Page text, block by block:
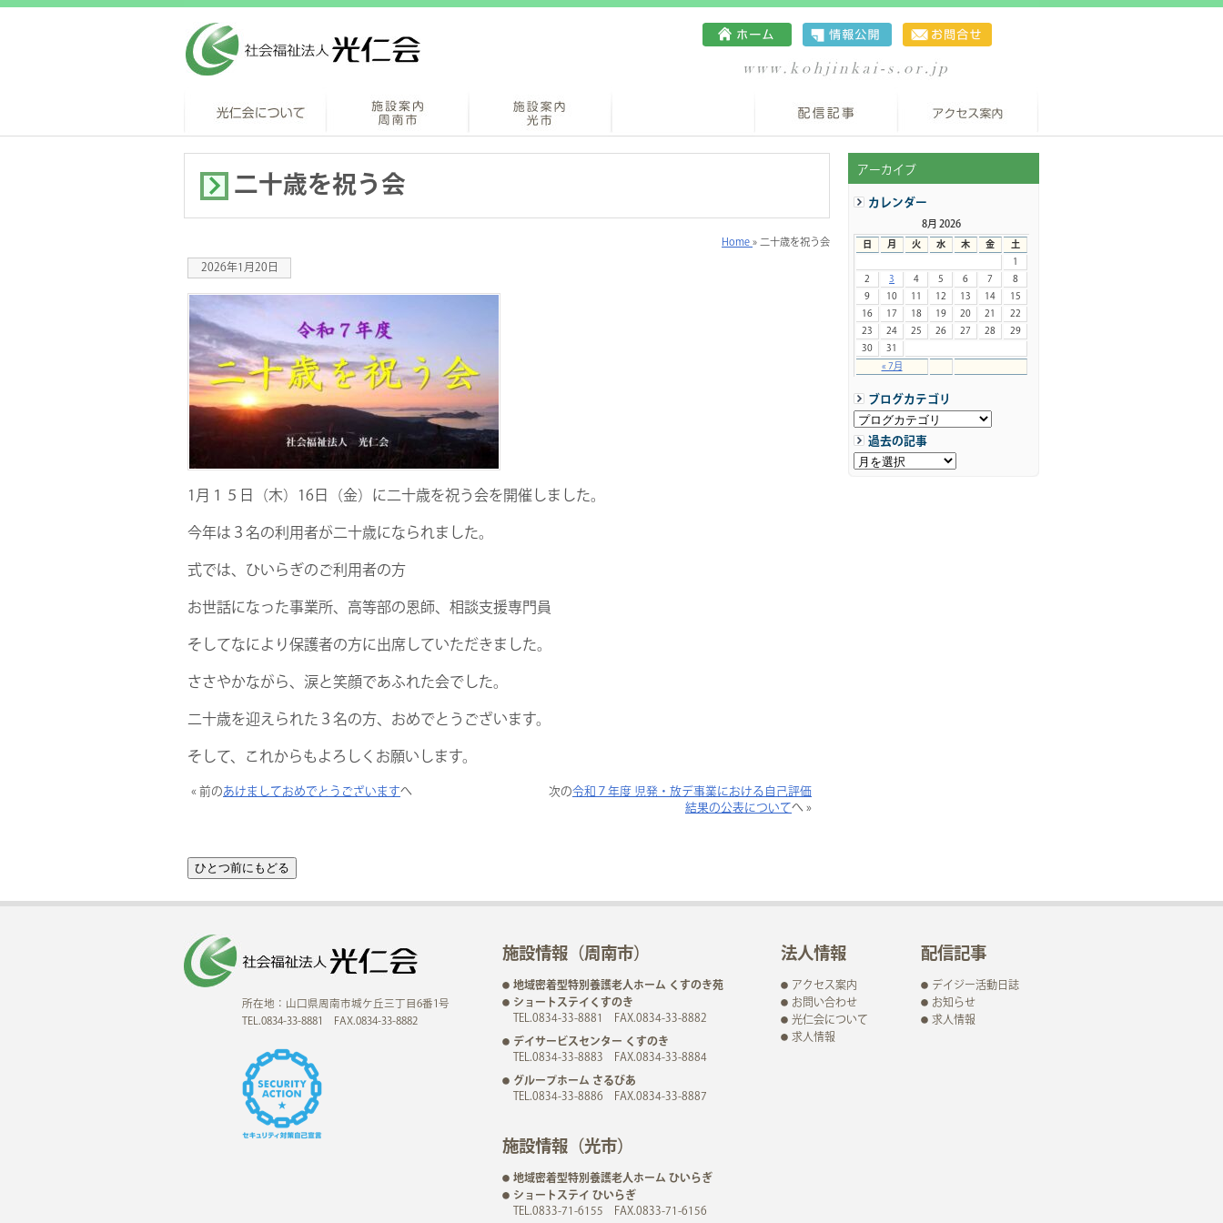
アーカイブ
カレンダー
8月 2026
日 月 火 水 木 金 土
« 7月
1
2
3 4 5 6 7
8
9
10 11 12 13 14
15
16
17 18 19 20 21
22
23
24 25 26 27 28
29
30
31
ブログカテゴリ
過去の記事
二十歳を祝う会
Home» 二十歳を祝う会
2026年1月20日
1月１５日（木）16日（金）に二十歳を祝う会を開催しました。
今年は３名の利用者が二十歳になられました。
式では、ひいらぎのご利用者の方
お世話になった事業所、高等部の恩師、相談支援専門員
そしてなにより保護者の方に出席していただきました。
ささやかながら、涙と笑顔であふれた会でした。
二十歳を迎えられた３名の方、おめでとうございます。
そして、これからもよろしくお願いします。
« 前のあけましておめでとうございますへ 次の令和７年度 児発・放デ事業における自己評価
結果の公表についてへ »
所在地：山口県周南市城ケ丘三丁目6番1号
TEL.0834-33-8881 FAX.0834-33-8882
施設情報（周南市）
地域密着型特別養護老人ホーム くすのき苑
ショートステイくすのき
TEL.0834-33-8881 FAX.0834-33-8882
デイサービスセンター くすのき
TEL.0834-33-8883 FAX.0834-33-8884
グループホーム さるびあ
TEL.0834-33-8886 FAX.0834-33-8887
施設情報（光市）
地域密着型特別養護老人ホーム ひいらぎ
ショートステイ ひいらぎ
TEL.0833-71-6155 FAX.0833-71-6156
法人情報
アクセス案内
お問い合わせ
光仁会について
求人情報
配信記事
デイジー活動日誌
お知らせ
求人情報